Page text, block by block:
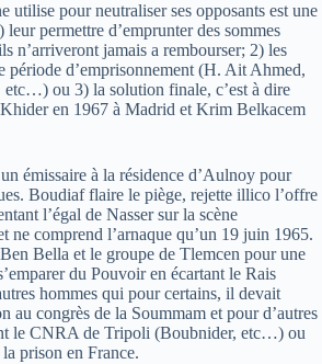
utilise pour neutraliser ses opposants est une
permettre d’emprunter des sommes
n’arriveront jamais a rembourser; 2) les
période d’emprisonnement (H. Ait Ahmed,
ou 3) la solution finale, c’est à dire
Khider en 1967 à Madrid et Krim Belkacem
émissaire à la résidence d’Aulnoy pour
Boudiaf flaire le piège, rejette illico l’offre
l’égal de Nasser sur la scène
ne comprend l’arnaque qu’un 19 juin 1965.
Bella et le groupe de Tlemcen pour une
du Pouvoir en écartant le Rais
hommes qui pour certains, il devait
au congrès de la Soummam et pour d’autres
le CNRA de Tripoli (Boubnider, etc…) ou
prison en France.